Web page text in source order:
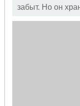
забыт. Но он